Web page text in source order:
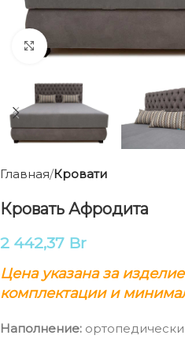
Click to enlarge
Главная Кровати
Кровать Афродита
2 442,37 Br
Цена указана за
комплектации и
Наполнение: